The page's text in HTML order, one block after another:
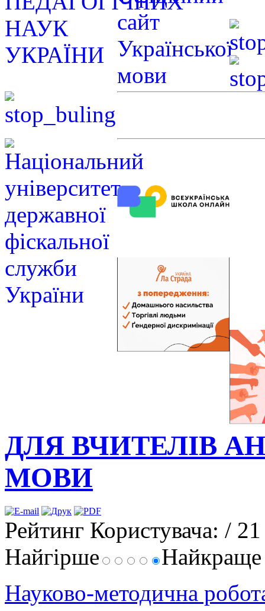
ДЛЯ ВЧИТЕЛІВ
МОВИ
Рейтинг Користувача: / 21
Найгірше
Науково-методична